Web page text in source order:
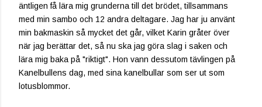
äntligen få lära mig grunderna till det brödet, tillsammans
med min sambo och 12 andra deltagare. Jag har ju använt
min bakmaskin så mycket det går, vilket Karin gråter över
när jag berättar det, så nu ska jag göra slag i saken och
lära mig baka på "riktigt". Hon vann dessutom tävlingen på
Kanelbullens dag, med sina kanelbullar som ser ut som
lotusblommor.